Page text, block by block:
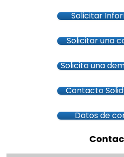
Solicitar
Solicitar una
Solicita una
Contacto
Datos de